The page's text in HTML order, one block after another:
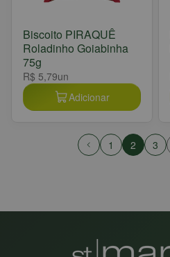
Biscoito PIRAQUÊ
Roladinho Goiabinha
75g
R$ 5,79un
Adicionar
1 2 3